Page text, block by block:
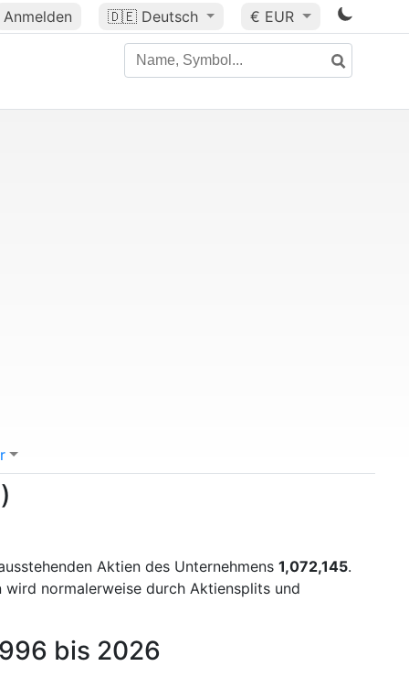
Anmelden 🇩🇪 Deutsch € EUR
Aktien des Unternehmens 1,072,145.
wird normalerweise durch Aktiensplits und
bis 2026